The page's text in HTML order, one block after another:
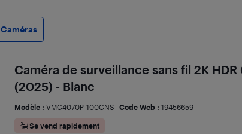
Caméras
Caméra de surveillance sans fil 2K
(2025) - Blanc
Modèle : VMC4070P-100CNS Code Web : 19456659
Se vend rapidement